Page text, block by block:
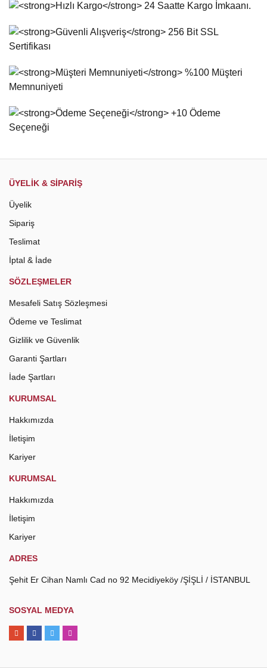
ÜYELİK & SİPARİŞ
Üyelik
Sipariş
Teslimat
İptal & İade
SÖZLEŞMELER
Mesafeli Satış Sözleşmesi
Ödeme ve Teslimat
Gizlilik ve Güvenlik
Garanti Şartları
İade Şartları
KURUMSAL
Hakkımızda
İletişim
Kariyer
KURUMSAL
Hakkımızda
İletişim
Kariyer
ADRES
Şehit Er Cihan Namlı Cad no 92 Mecidiyeköy /ŞİŞLİ / İSTANBUL
SOSYAL MEDYA